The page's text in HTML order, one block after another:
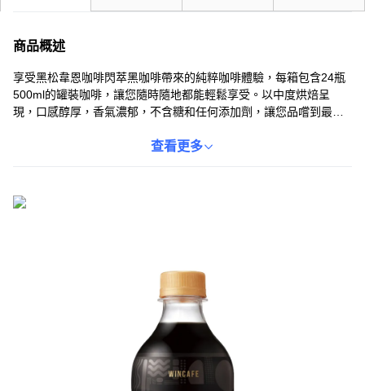
商品概述
享受黑松韋恩咖啡閃萃黑咖啡帶來的純粹咖啡體驗，每箱包含24瓶
500ml的罐裝咖啡，讓您隨時隨地都能輕鬆享受。以中度烘焙呈
現，口感醇厚，香氣濃郁，不含糖和任何添加劑，讓您品嚐到最原
存香氣，口感細緻不苦澀。無論是工作日的提神飲品，還是休閒時
查看更多